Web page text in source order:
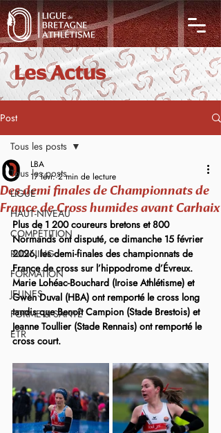
Les Actus
Post
Tous les posts
LIGUE
HAUT-NIVEAU
COMPÉTITION
RUNNING
FORMATION
JEUNES
FORME & SANTÉ
ETR
Tous les posts
Des demi finales de Championnats de
France de Cross humides avant Carhaix
LBA
17 févr. 2 min de lecture
Plus de 1 200 coureurs bretons et 800
Normands ont disputé, ce dimanche 15 février
2026, les demi-finales des championnats de
France de cross sur l’hippodrome d’Évreux.
Marie Lohéac-Bouchard (Iroise Athlétisme) et
Gwen Duval (HBA) ont remporté le cross long
tandis que Benoît Campion (Stade Brestois) et
Jeanne Toullier (Stade Rennais) ont remporté le
cross court.